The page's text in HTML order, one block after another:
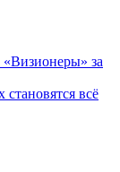
за
всё